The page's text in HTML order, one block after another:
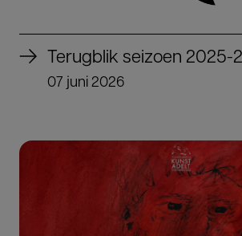
Terugblik seizoen 2025-
07 juni 2026